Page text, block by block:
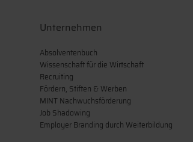
Unternehmen
Absolventenbuch
Wissenschaft für die Wirtschaft
Recruiting